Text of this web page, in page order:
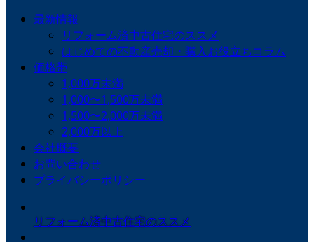
最新情報
リフォーム済中古住宅のススメ
はじめての不動産売却・購入お役立ちコラム
価格帯
1,000万未満
1,000〜1,500万未満
1,500〜2,000万未満
2,000万以上
会社概要
お問い合わせ
プライバシーポリシー
リフォーム済中古住宅のススメ